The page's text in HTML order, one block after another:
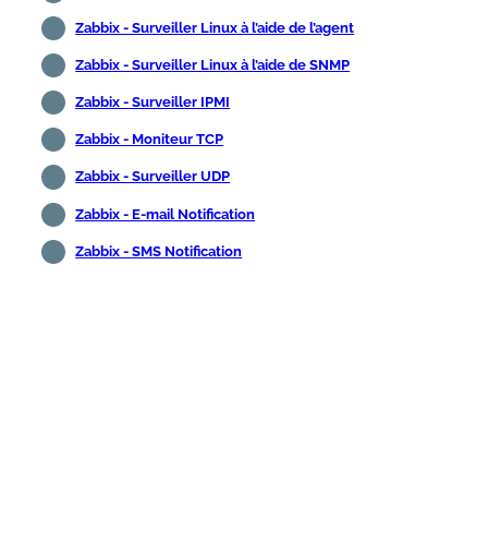
Zabbix - Surveiller Linux à l’aide de l’agent
Zabbix - Surveiller Linux à l’aide de SNMP
Zabbix - Surveiller IPMI
Zabbix - Moniteur TCP
Zabbix - Surveiller UDP
Zabbix - E-mail Notification
Zabbix - SMS Notification